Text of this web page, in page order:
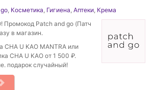
, Косметика, Гигиена, Аптеки, Крема
Промокод Patch and go (Патч
в магазин.
CHA U KAO MANTRA или
CHA U KAO от 1 500 ₽.
подарок случайный!